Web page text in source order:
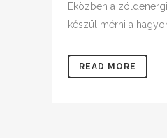
Eközben a
készül mérni a
READ MORE